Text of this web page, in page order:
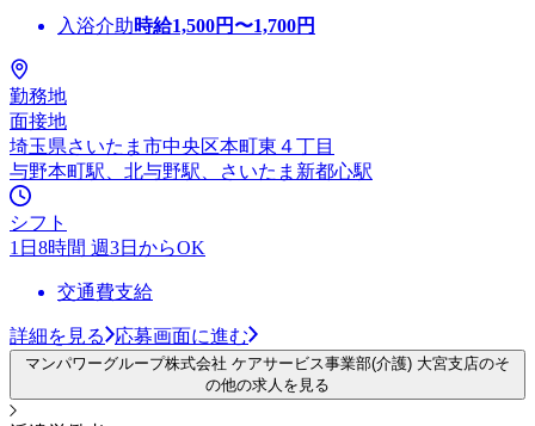
入浴介助時給1,500円〜1,700円
勤務地
面接地
埼玉県さいたま市中央区本町東４丁目
与野本町駅、北与野駅、さいたま新都心駅
シフト
1日8時間 週3日からOK
交通費支給
詳細を見る 応募画面に進む
マンパワーグループ株式会社 ケアサービス事業部(介護) 大宮支店のそ
の他の求人を見る